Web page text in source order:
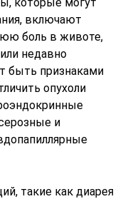
включают
боль в животе,
недавно
быть признаками
опухоли
и
такие как диарея